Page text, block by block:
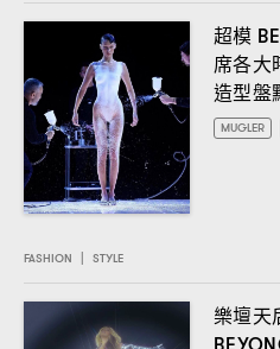
超模
席各大
造型盤
MUGLER
FASHION STYLE
樂壇天